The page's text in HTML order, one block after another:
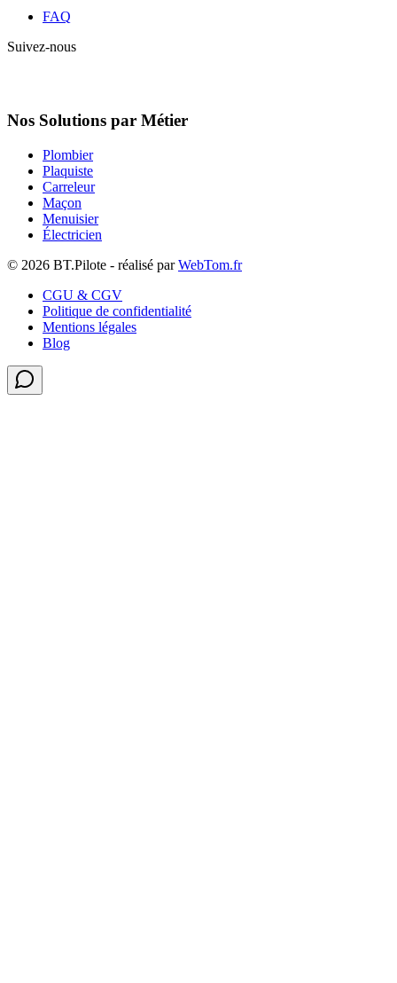
FAQ
Suivez-nous
Nos Solutions par Métier
Plombier
Plaquiste
Carreleur
Maçon
Menuisier
Électricien
© 2026 BT.Pilote - réalisé parWebTom.fr
CGU & CGV
Politique de confidentialité
Mentions légales
Blog